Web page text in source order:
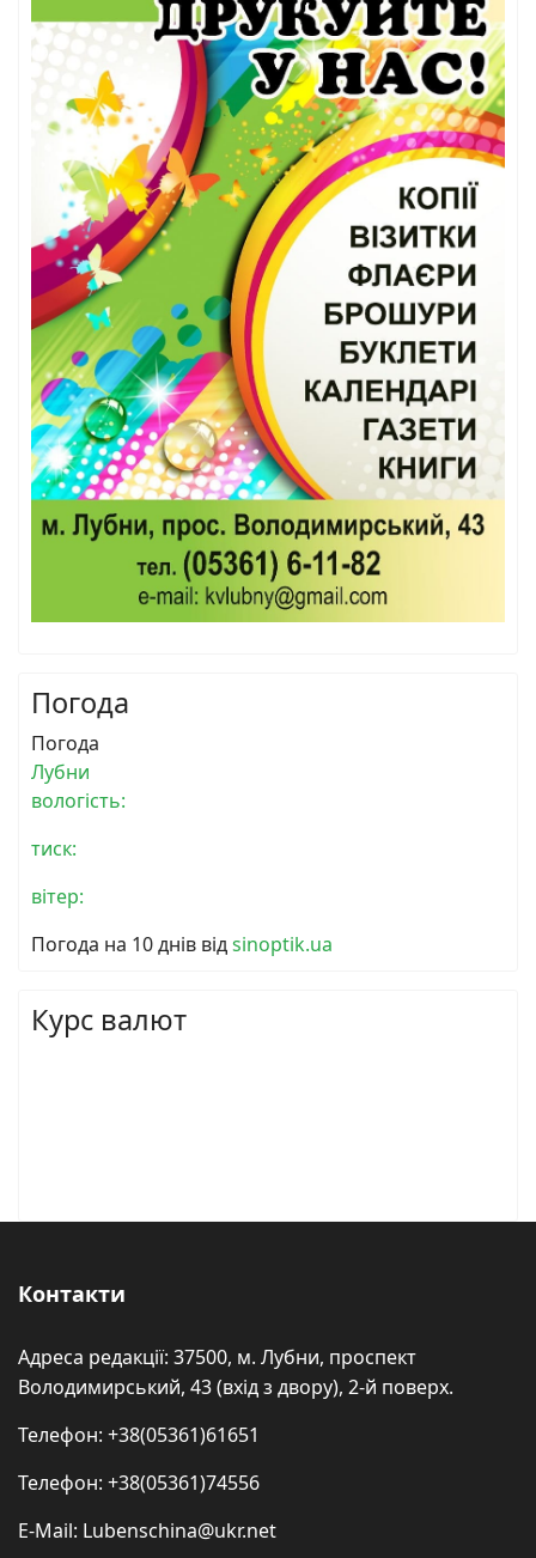
Погода
Погода
Лубни
вологість:
тиск:
вітер:
Погода на 10 днів відsinoptik.ua
Курс валют
Контакти
Адреса редакції: 37500, м. Лубни, проспект
Володимирський, 43 (вхід з двору), 2-й поверх.
Телефон: +38(05361)61651
Телефон: +38(05361)74556
E-Mail: Lubenschina@ukr.net